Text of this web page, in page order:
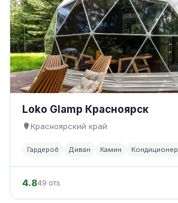
Loko Glamp Красноярск
Красноярский край
Гардероб Диван Камин Кондиционер
4.849 отз.